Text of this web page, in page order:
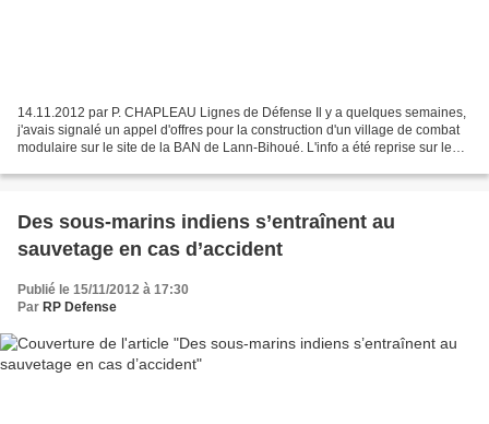
14.11.2012 par P. CHAPLEAU Lignes de Défense Il y a quelques semaines,
j'avais signalé un appel d'offres pour la construction d'un village de combat
modulaire sur le site de la BAN de Lann-Bihoué. L'info a été reprise sur le
Des sous-marins indiens s’entraînent au
sauvetage en cas d’accident
Publié le 15/11/2012 à 17:30
Par RP Defense